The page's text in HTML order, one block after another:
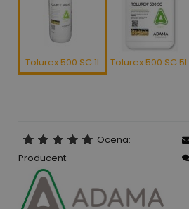
Tolurex 500 SC 1L Tolurex 500 SC 5L
Ocena:
Producent: